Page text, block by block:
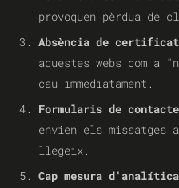
provoquen pèrdua de
Absència de certificat
aquestes webs com a
cau immediatament.
Formularis de
envien els missatges
llegeix.
Cap mesura d'analítica